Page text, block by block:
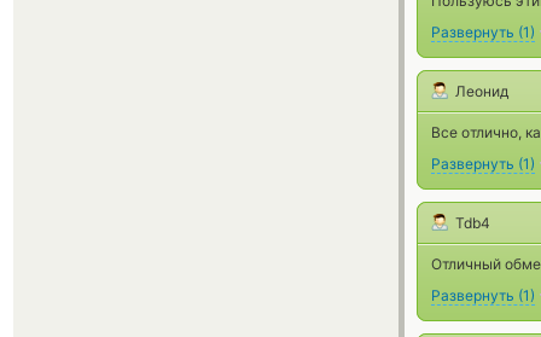
Развернуть (1)
Леонид
Все отлично,
Развернуть (1)
Tdb4
Отличный
Развернуть (1)